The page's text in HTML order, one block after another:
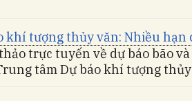
trực tuyến về dự báo bão
tâm Dự báo khí tượng thủy